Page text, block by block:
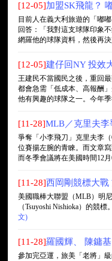
[12-05]加盟SK飛龍？
目前人在義大利旅遊的「嘟
回答：「我對這支球隊印象
網羅他的球隊資料，然後再
[12-05]建仔回NY 投效
王建民不當國民之後，重回
都會急需「低成本、高報酬
他有興趣的球隊之一。今年
[11-28]MLB／克里夫李
爭奪「小李飛刀」克里夫李
位賽揚左腕的青睞。而文章
而冬季會議將在美國時間12
[11-28]西岡剛競標大戰
美國職棒大聯盟（MLB）明
（Tsuyoshi Nishioka）的競
文)
[11-28]羅國輝、 陳鏞
參加完亞運，旅美「老將」